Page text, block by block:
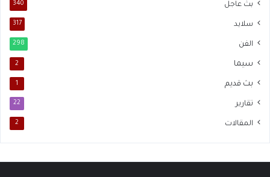
بث عاجل 340
سلايد 317
الفن 298
سيما 2
بث قديم 1
تقارير 22
المقالات 2